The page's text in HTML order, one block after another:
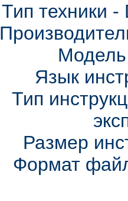
Тип техники -
Язык
Тип
Размер
Формат